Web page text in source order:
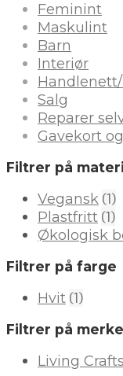
Feminint
Maskulint
Barn
Interiør
Salg
Reparer
Gavekort
Filtrer på
Vegansk (1)
Plastfritt (1)
Økologisk
Filtrer på farge
Hvit (1)
Filtrer på merke
Living Crafts